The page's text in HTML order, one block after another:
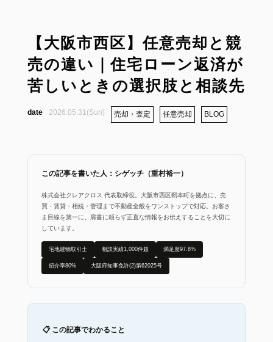
【大阪市西区】任意売却と競
売の違い｜住宅ローン返済が
苦しいときの選択肢と相談先
2026.05.31(Sun) 売却・査定 任意売却 BLOG
この記事を書いた人：シゲッチ（重村裕一）
株式会社クレアクロス 代表取締役。大阪市西区靭本町を拠点に、売
買・賃貸・相続・管理まで不動産全般をワンストップで対応。お客さ
ま目線を第一に、肩書に頼らず正直な情報をお伝えすることを大切に
しています。
宅地建物取引士 相談実績1,000件超 満足度97.8%
紹介率80% 大阪府知事免許(2)第62025号
📋 この記事でわかること